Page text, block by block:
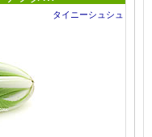
タイニーシュシュ